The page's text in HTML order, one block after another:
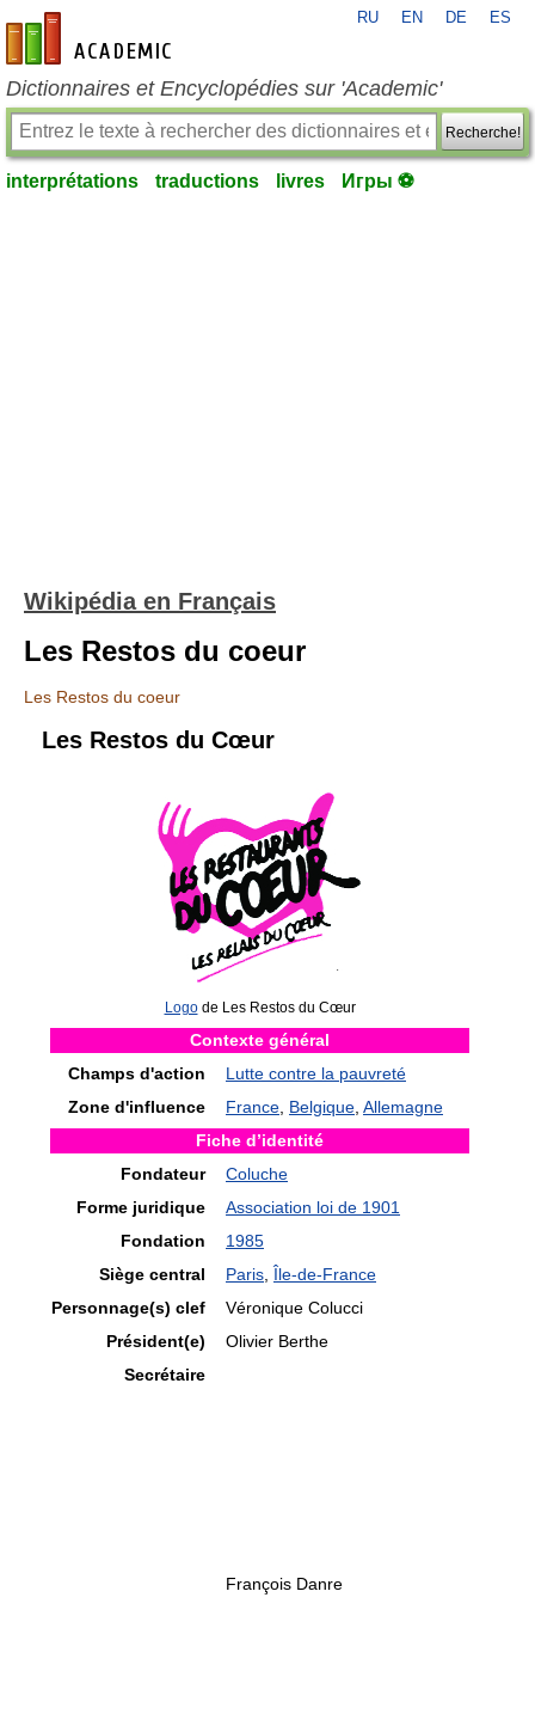
fr-academic.com
RU EN DE ES
Dictionnaires et Encyclopédies sur 'Academic'
Recherche!
interprétations traductions livres Игры ⚽
Wikipédia en Français
Les Restos du coeur
Les Restos du coeur
Les Restos du Cœur
Logode Les Restos du Cœur
Contexte général
Champs d'action
Lutte contre la pauvreté
Zone d'influence
France Belgique Allemagne
Fiche d’identité
Fondateur
Coluche
Forme juridique
Association loi de 1901
Fondation
1985
Siège central
Paris Île-de-France
Personnage(s) clef
Véronique Colucci
Président(e)
Olivier Berthe
Secrétaire
François Danre